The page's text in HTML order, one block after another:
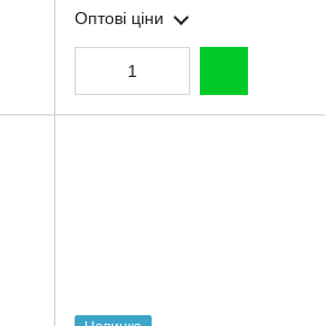
камери)
Оптові ціни